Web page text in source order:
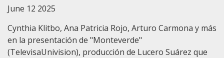
Photos
Contact us
June 12 2025
Cynthia Klitbo, Ana Patricia Rojo, Arturo Carmona y más
en la presentación de "Monteverde"
(TelevisaUnivision), producción de Lucero Suárez que